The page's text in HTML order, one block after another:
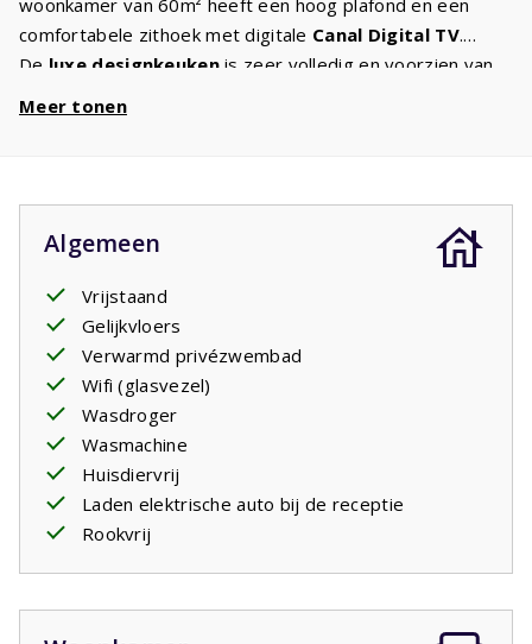
woonkamer van 60m² heeft een hoog plafond en een
comfortabele zithoek met digitale Canal Digital TV.
De luxe designkeukenis zeer volledig en voorzien van
terras. Er zijn twee badkamers, een badkamer met
inloopdouche,ligbad
badkamer met een douche en wastafel. Er is een apart
toilet. Door de grote openslaande deuren komt u op
eenoverdekte veranda
500m2 met veelprivacy.
Uw verblijf is inclusief opgemaakte bedden.
Privézwembad open: 18/4/2026 - 26/9/2026
Meer tonen
Algemeen
Vrijstaand
Gelijkvloers
Verwarmd privézwembad
Wifi (glasvezel)
Wasdroger
Wasmachine
Huisdiervrij
Laden elektrische auto bij de receptie
Rookvrij